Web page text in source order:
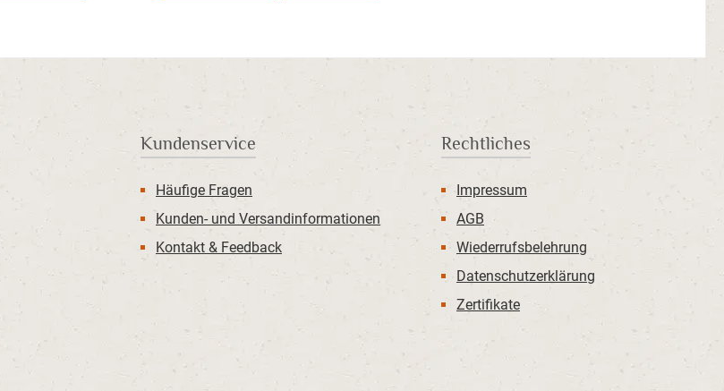
Kundenservice
Häufige Fragen
Kunden- und Versandinformationen
Kontakt & Feedback
Rechtliches
Impressum
AGB
Wiederrufsbelehrung
Datenschutzerklärung
Zertifikate